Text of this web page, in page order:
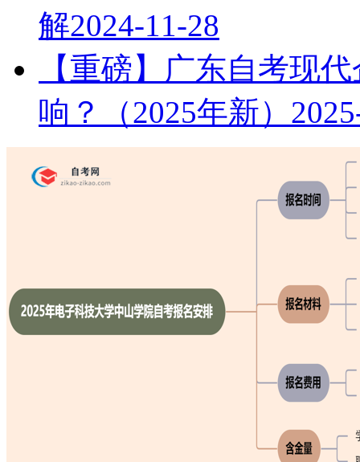
解2024-11-28
【重磅】广东自考现
响？（2025年新）